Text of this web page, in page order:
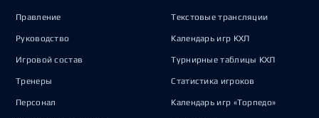
Правление
Руководство
Игровой состав
Тренеры
Персонал
Текстовые трансляции
Календарь игр КХЛ
Турнирные таблицы КХЛ
Статистика игроков
Календарь игр «Торпедо»